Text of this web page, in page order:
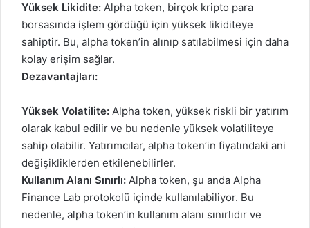
Yüksek Likidite: Alpha token, birçok kripto para
borsasında işlem gördüğü için yüksek likiditeye
sahiptir. Bu, alpha token’in alınıp satılabilmesi için daha
kolay erişim sağlar.
Dezavantajları:
Yüksek Volatilite: Alpha token, yüksek riskli bir yatırım
olarak kabul edilir ve bu nedenle yüksek volatiliteye
sahip olabilir. Yatırımcılar, alpha token’in fiyatındaki ani
değişikliklerden etkilenebilirler.
Kullanım Alanı Sınırlı: Alpha token, şu anda Alpha
Finance Lab protokolü içinde kullanılabiliyor. Bu
nedenle, alpha token’in kullanım alanı sınırlıdır ve